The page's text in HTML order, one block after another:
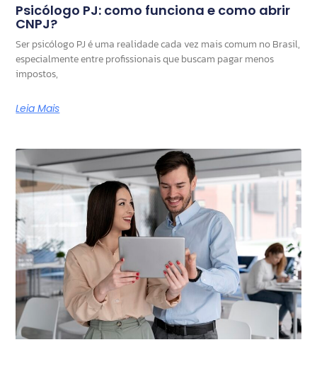
Psicólogo PJ: como funciona e como abrir
CNPJ?
Ser psicólogo PJ é uma realidade cada vez mais comum no Brasil,
especialmente entre profissionais que buscam pagar menos
impostos,
Leia Mais